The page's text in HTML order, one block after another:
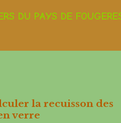
DU PAYS DE
la recuisson des
verre